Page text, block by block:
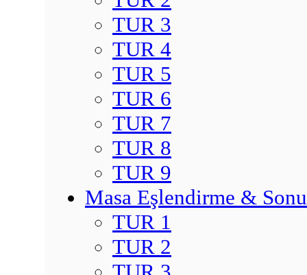
TUR 3
TUR 4
TUR 5
TUR 6
TUR 7
TUR 8
TUR 9
Masa Eşlendirme &
TUR 1
TUR 2